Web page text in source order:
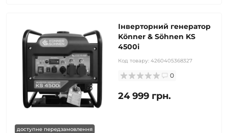
доступне передзамовлення
Інверторний генератор
Könner & Söhnen KS
4500i
Код товару: 4260405368327
0
24 999 грн.